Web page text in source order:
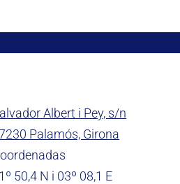
Albert i Pey, s/n
Palamós, Girona
50,4 N i 03º 08,1 E